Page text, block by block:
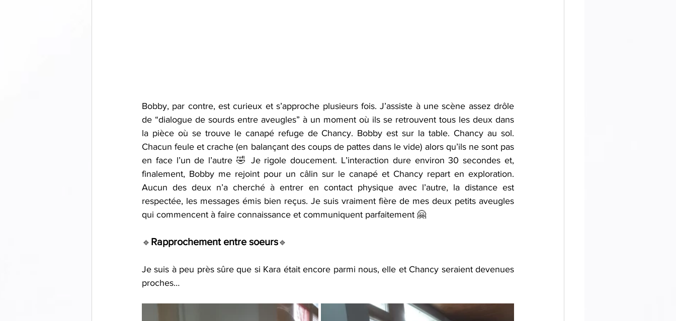
Bobby, par contre, est curieux et s’approche plusieurs fois. J’assiste à une scène assez drôle
de “dialogue de sourds entre aveugles” à un moment où ils se retrouvent tous les deux dans
la pièce où se trouve le canapé refuge de Chancy. Bobby est sur la table. Chancy au sol.
Chacun feule et crache (en balançant des coups de pattes dans le vide) alors qu’ils ne sont pas
en face l’un de l’autre 🤣 Je rigole doucement. L’interaction dure environ 30 secondes et,
finalement, Bobby me rejoint pour un câlin sur le canapé et Chancy repart en exploration.
Aucun des deux n’a cherché à entrer en contact physique avec l’autre, la distance est
respectée, les messages émis bien reçus. Je suis vraiment fière de mes deux petits aveugles
qui commencent à faire connaissance et communiquent parfaitement 🤗
🔹 Rapprochement entre soeurs🔹
Je suis à peu près sûre que si Kara était encore parmi nous, elle et Chancy seraient devenues
proches…